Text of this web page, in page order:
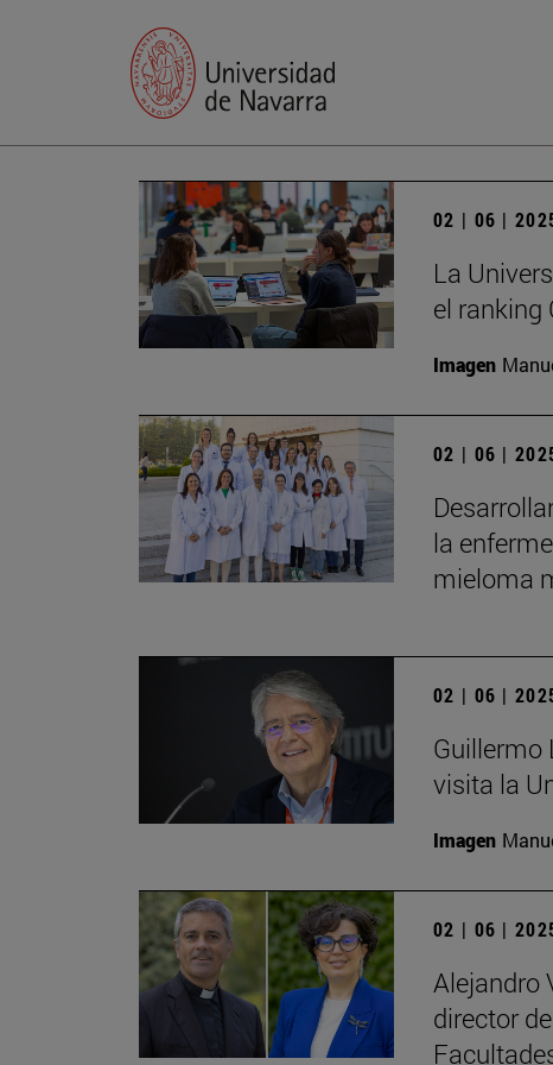
02 | 06 |
La
el ranking
Imagen
02 | 06 |
la
mieloma
02 | 06 |
Guillermo
visita la
Imagen
02 | 06 |
Alejandro
director